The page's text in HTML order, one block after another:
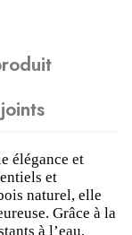
élégance et
et
naturel, elle
Grâce à la
à l’eau,